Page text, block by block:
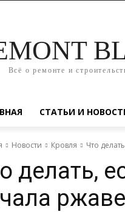
Всё о ремонте и
СТАТЬИ И
Новости Кровля Что
делать,